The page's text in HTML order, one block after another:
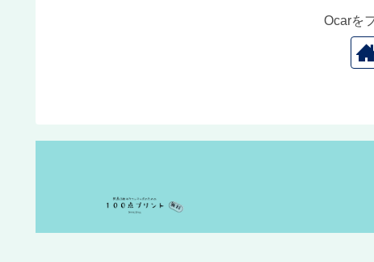
Ocarを